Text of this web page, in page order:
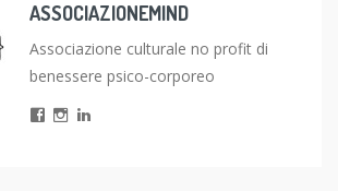
ASSOCIAZIONEMIND
Associazione culturale no profit di
benessere psico-corporeo